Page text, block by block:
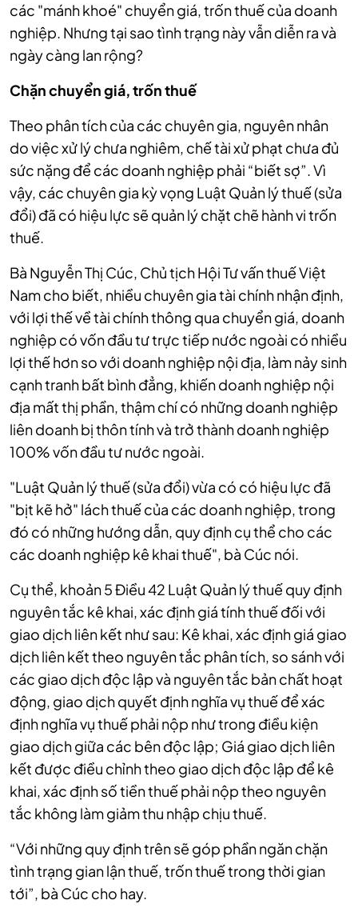
các "mánh khoé" chuyển giá, trốn thuế của doanh
nghiệp. Nhưng tại sao tình trạng này vẫn diễn ra và
ngày càng lan rộng?
Chặn chuyển giá, trốn thuế
Theo phân tích của các chuyên gia, nguyên nhân
do việc xử lý chưa nghiêm, chế tài xử phạt chưa đủ
sức nặng để các doanh nghiệp phải “biết sợ”. Vì
vậy, các chuyên gia kỳ vọng Luật Quản lý thuế (sửa
đổi) đã có hiệu lực sẽ quản lý chặt chẽ hành vi trốn
thuế.
Bà Nguyễn Thị Cúc, Chủ tịch Hội Tư vấn thuế Việt
Nam cho biết, nhiều chuyên gia tài chính nhận định,
với lợi thế về tài chính thông qua chuyển giá, doanh
nghiệp có vốn đầu tư trực tiếp nước ngoài có nhiều
lợi thế hơn so với doanh nghiệp nội địa, làm nảy sinh
cạnh tranh bất bình đẳng, khiến doanh nghiệp nội
địa mất thị phần, thậm chí có những doanh nghiệp
liên doanh bị thôn tính và trở thành doanh nghiệp
100% vốn đầu tư nước ngoài.
"Luật Quản lý thuế (sửa đổi) vừa có có hiệu lực đã
"bịt kẽ hở" lách thuế của các doanh nghiệp, trong
đó có những hướng dẫn, quy định cụ thể cho các
các doanh nghiệp kê khai thuế", bà Cúc nói.
Cụ thể, khoản 5 Điều 42 Luật Quản lý thuế quy định
nguyên tắc kê khai, xác định giá tính thuế đối với
giao dịch liên kết như sau: Kê khai, xác định giá giao
dịch liên kết theo nguyên tắc phân tích, so sánh với
các giao dịch độc lập và nguyên tắc bản chất hoạt
động, giao dịch quyết định nghĩa vụ thuế để xác
định nghĩa vụ thuế phải nộp như trong điều kiện
giao dịch giữa các bên độc lập; Giá giao dịch liên
kết được điều chỉnh theo giao dịch độc lập để kê
khai, xác định số tiền thuế phải nộp theo nguyên
tắc không làm giảm thu nhập chịu thuế.
“Với những quy định trên sẽ góp phần ngăn chặn
tình trạng gian lận thuế, trốn thuế trong thời gian
tới”, bà Cúc cho hay.